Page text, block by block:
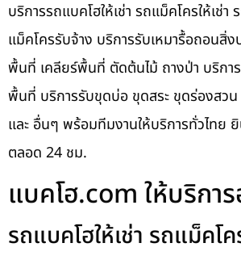
บริการรถแบคโฮให้เช่า รถแม็คโครให้เช่า
แม็คโครรับจ้าง บริการรับเหมารื้อถอนสิ่
พื้นที่ เคลียร์พื้นที่ ตัดต้นไม้ ถางป่า บริก
พื้นที่ บริการรับขุดบ่อ ขุดสระ ขุดร่องสว
และ อื่นๆ พร้อมทีมงานให้บริการทั่วไทย
ตลอด 24 ชม.
แบคโฮ.com ให้บริการ
รถแบคโฮให้เช่า รถแม็คโค